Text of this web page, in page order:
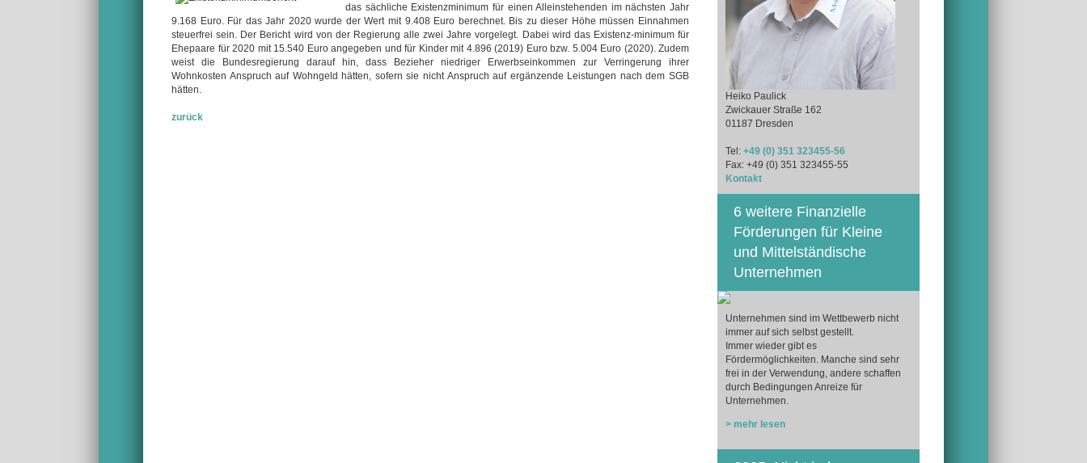
das sächliche Existenzminimum für einen Alleinstehenden im nächsten Jahr
9.168 Euro. Für das Jahr 2020 wurde der Wert mit 9.408 Euro berechnet. Bis zu dieser Höhe müssen Einnahmen
steuerfrei sein. Der Bericht wird von der Regierung alle zwei Jahre vorgelegt. Dabei wird das Existenz-minimum für
Ehepaare für 2020 mit 15.540 Euro angegeben und für Kinder mit 4.896 (2019) Euro bzw. 5.004 Euro (2020). Zudem
weist die Bundesregierung darauf hin, dass Bezieher niedriger Erwerbseinkommen zur Verringerung ihrer
Wohnkosten Anspruch auf Wohngeld hätten, sofern sie nicht Anspruch auf ergänzende Leistungen nach dem SGB
hätten.
zurück
Heiko Paulick
Zwickauer Straße 162
01187 Dresden
Tel: +49 (0) 351 323455-56
Fax: +49 (0) 351 323455-55
Kontakt
6 weitere Finanzielle
Förderungen für Kleine
und Mittelständische
Unternehmen
Unternehmen sind im Wettbewerb nicht
immer auf sich selbst gestellt.
Immer wieder gibt es
Fördermöglichkeiten. Manche sind sehr
frei in der Verwendung, andere schaffen
durch Bedingungen Anreize für
Unternehmen.
> mehr lesen